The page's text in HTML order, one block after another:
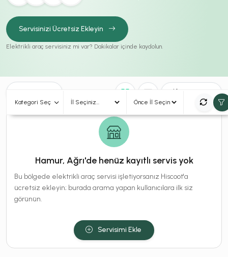
Servisinizi Ücretsiz Ekleyin
Elektrikli araç servisiniz mi var? Dakikalar içinde kaydolun.
Kategori Seç
Hamur, Ağrı'de henüz kayıtlı servis yok
Bu bölgede elektrikli araç servisi işletiyorsanız Hiscoot'a
ücretsiz ekleyin; burada arama yapan kullanıcılara ilk siz
görünün.
Servisimi Ekle